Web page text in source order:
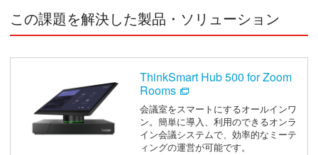
この課題を解決した製品・ソリューション
ThinkSmart Hub 500 for Zoom
Rooms
会議室をスマートにするオールインワ
ン。簡単に導入、利用のできるオンラ
イン会議システムで、効率的なミーテ
ィングの運営が可能です。